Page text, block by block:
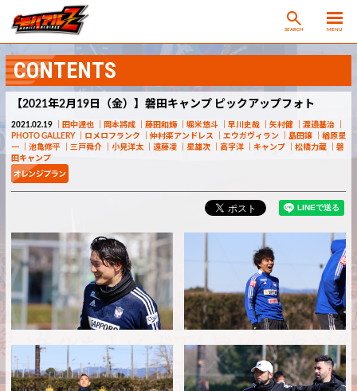
SEARCH MENU
CONTENTS
【2021年2月19日（金）】磐田キャンプ ピックアップフォト
2021.02.19 田中達也 岡本將成 藤田和輝 堀米悠斗 早川史哉 矢村健
渡邉基治
PHOTO GALLERY
ロメロフランク 仲村渠アンドレス エウガヴィラン 島田譲
楢原星
一
池亀修平 三戸舜介 小見洋太 遠藤凌 星雄次 高宇洋 キャンプ 松橋力蔵
磐
田キャンプ